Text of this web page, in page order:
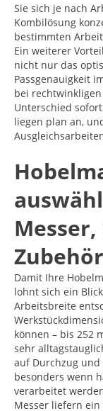
Sie sich je nach
Kombilösung
bestimmten
Ein weiterer
nicht nur das
Passgenauigkeit
bei
Unterschied
liegen plan an,
Damit Ihre
lohnt sich ein
Arbeitsbreite
können – bis 252
sehr
auf Durchzug
besonders wenn
verarbeitet
Messer liefern